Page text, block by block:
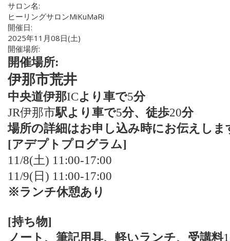
サロン名:
ヒーリングサロンMiKuMaRi
開催日:
2025年11月08日(土)
開催場所:
開催場所:
伊那市荒井
中央道伊那ICより車で5分
JR伊那市駅より車で5分、徒歩20分
場所の詳細はお申し込み時にお伝えしま
[アデプトプログラム]
11/8(土) 11:00-17:00
11/9(日) 11:00-17:00
※ランチ休憩あり
[持ち物]
ノート、筆記用具、軽いランチ、受講料